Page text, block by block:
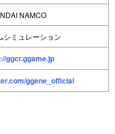
NAMCO
シミュレーション
ggcr.ggame.jp
ggene_official